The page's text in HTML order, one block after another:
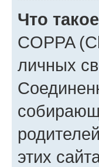
Что
COPPA
личных
этих